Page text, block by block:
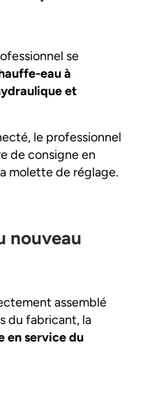
se
eau à
et
le professionnel
de consigne en
molette de réglage.
nouveau
assemblé
du fabricant, la
en service du